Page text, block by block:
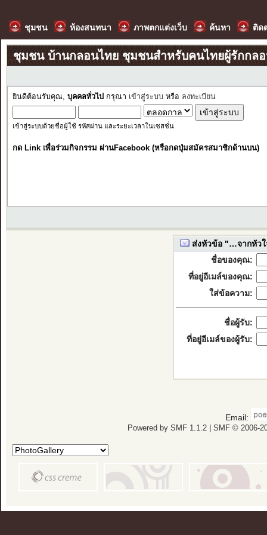
ชุมชน ห้องสนทนา ภาพตกแต่งเว็บ ค้นหา ติด
ชุมชน บ้านกลอนไทย ชุมชนสำหรับคนไทยผู้รักกล
ยินดีต้อนรับคุณ, บุคคลทั่วไป กรุณา เข้าสู่ระบบ หรือ ลงทะเบียน
เข้าสู่ระบบด้วยชื่อผู้ใช้ รหัสผ่าน และระยะเวลาในเซสชั่น
กด Link เพื่อร่วมกิจกรรม ผ่านFacebook (หรือกดปุ่มสมัครสมาชิกด้านบน)
ส่งหัวข้อ "…จากหัวใ
ชื่อของคุณ:
ที่อยู่อีเมล์ของคุณ:
ใส่ข้อความ:
ชื่อผู้รับ:
ที่อยู่อีเมล์ของผู้รับ:
Email:
Powered by SMF 1.1.2| SMF © 2006-